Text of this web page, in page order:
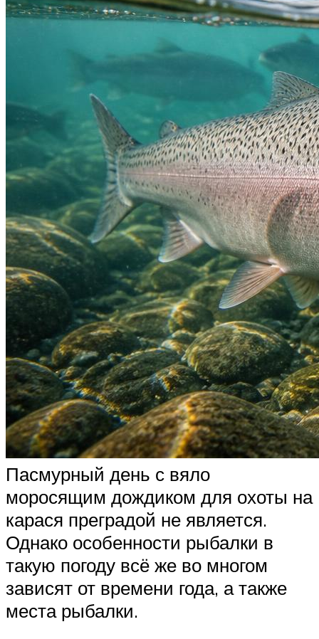
Пасмурный день с вяло
моросящим дождиком для охоты на
карася преградой не является.
Однако особенности рыбалки в
такую погоду всё же во многом
зависят от времени года, а также
места рыбалки.